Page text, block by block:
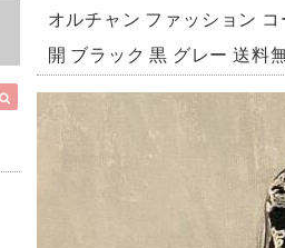
オルチャン ファッション
開 ブラック 黒 グレー 送料